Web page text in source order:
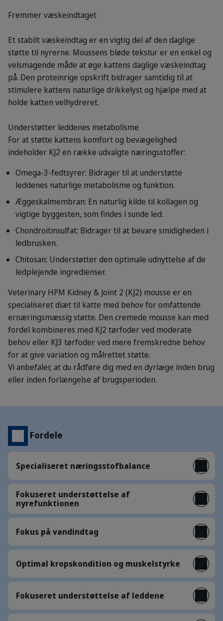
Fremmer væskeindtaget
Et stabilt væskeindtag er en vigtig del af den daglige
støtte til nyrerne. Moussens bløde tekstur er en enkel og
velsmagende måde at øge kattens daglige væskeindtag
på. Den proteinrige opskrift bidrager samtidig til at
stimulere kattens naturlige drikkelyst og hjælpe med at
holde katten velhydreret.
Understøtter leddenes metabolisme
For at støtte kattens komfort og bevægelighed
indeholder KJ2 en række udvalgte næringsstoffer:
Omega-3-fedtsyrer: Bidrager til at understøtte
leddenes naturlige metabolisme og funktion.
Æggeskalmembran: En naturlig kilde til kollagen og
vigtige byggesten, som findes i sunde led.
Chondroitinsulfat: Bidrager til at bevare smidigheden i
ledbrusken.
Chitosan: Understøtter den optimale udnyttelse af de
ledplejende ingredienser.
Veterinary HPM Kidney & Joint 2 (KJ2) mousse er en
specialiseret diæt til katte med behov for omfattende
ernæringsmæssig støtte. Den cremede mousse kan med
fordel kombineres med KJ2 tørfoder ved moderate
behov eller KJ3 tørfoder ved mere fremskredne behov
for at give variation og målrettet støtte.
Vi anbefaler, at du rådføre dig med en dyrlæge inden brug
eller inden forlængelse af brugsperioden.
Fordele
Specialiseret næringsstofbalance
Fokuseret understøttelse af
nyrefunktionen
Fokus på vandindtag
Optimal kropskondition og muskelstyrke
Fokuseret understøttelse af leddene